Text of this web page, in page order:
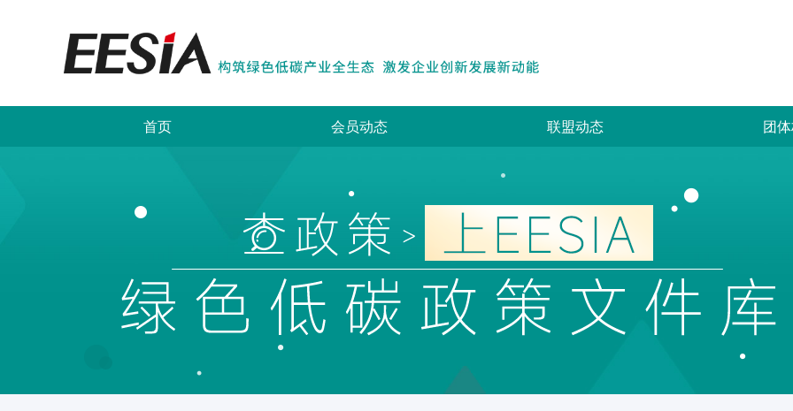
首页 会员动态 联盟动态 团